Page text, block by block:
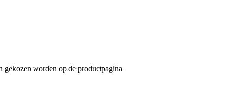
gekozen worden op de productpagina